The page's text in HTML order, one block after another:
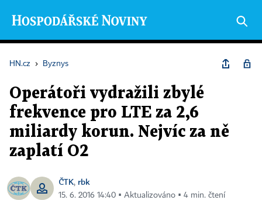
HN.cz › Byznys
Operátoři vydražili zbylé
frekvence pro LTE za 2,6
miliardy korun. Nejvíc za ně
zaplatí O2
ČTK, rbk
15. 6. 2016 14:40 ▪ Aktualizováno ▪ 4 min. čtení